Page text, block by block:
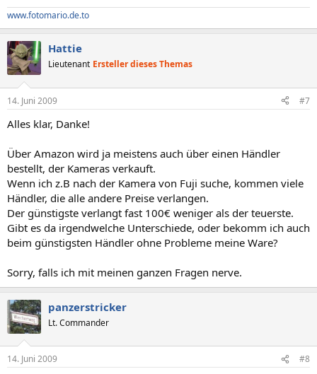
www.fotomario.de.to
Hattie
Lieutenant Ersteller dieses Themas
14. Juni 2009 #7
Alles klar, Danke!
Über Amazon wird ja meistens auch über einen Händler
bestellt, der Kameras verkauft.
Wenn ich z.B nach der Kamera von Fuji suche, kommen viele
Händler, die alle andere Preise verlangen.
Der günstigste verlangt fast 100€ weniger als der teuerste.
Gibt es da irgendwelche Unterschiede, oder bekomm ich auch
beim günstigsten Händler ohne Probleme meine Ware?
Sorry, falls ich mit meinen ganzen Fragen nerve.
panzerstricker
Lt. Commander
14. Juni 2009 #8